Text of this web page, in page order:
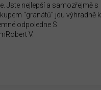
Jste nejlepší a samozřejmě s
"granátů" jdu výhradně k
odpoledne S
V.